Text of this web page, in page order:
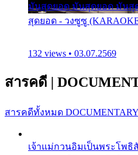
มันสุดยอด มันสุดยอด มันสุ
สุดยอด - วงซูซู
132 views • 03.07.2569
สารคดี |
สารคดีทั้งหมด
เจ้าแม่กวนอิมเป็นพระโพ